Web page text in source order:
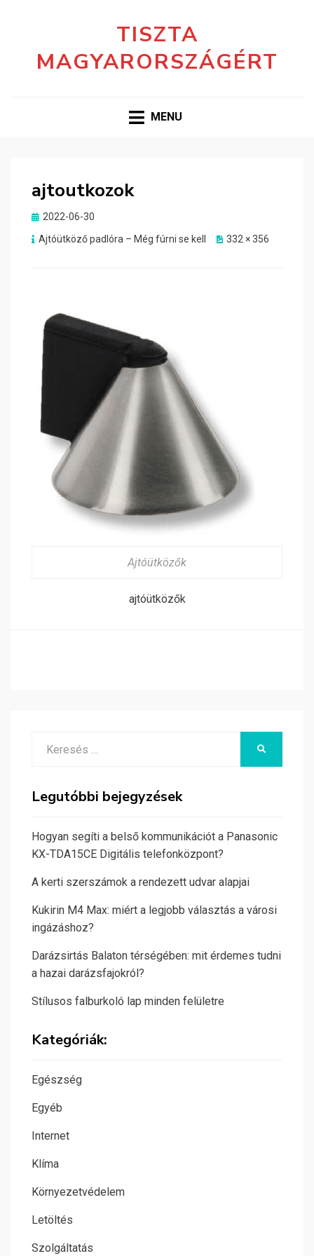
TISZTA
MAGYARORSZÁGÉRT
MENU
ajtoutkozok
Posted
2022-06-30
Ajtóütköző padlóra – Még fúrni se kell
332 × 356
Ajtóütközők
ajtóütközők
Legutóbbi bejegyzések
Hogyan segíti a belső kommunikációt a Panasonic
KX-TDA15CE Digitális telefonközpont?
A kerti szerszámok a rendezett udvar alapjai
Kukirin M4 Max: miért a legjobb választás a városi
ingázáshoz?
Darázsirtás Balaton térségében: mit érdemes tudni
a hazai darázsfajokról?
Stílusos falburkoló lap minden felületre
Kategóriák:
Egészség
Egyéb
Internet
Klíma
Környezetvédelem
Letöltés
Szolgáltatás